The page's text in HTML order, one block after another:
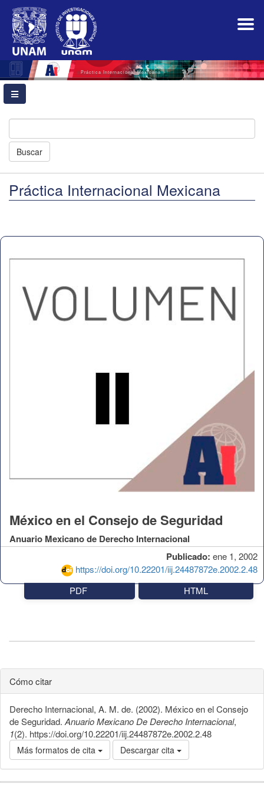
Navegación
principal
Contenido
principal
Barra
lateral
Práctica Internacional Mexicana
Buscar
Práctica Internacional Mexicana
Publicado: ene 1, 2002
https://doi.org/10.22201/iij.24487872e.2002.2.48
México en el Consejo de Seguridad
Anuario Mexicano de Derecho Internacional
PDF HTML
Cómo citar
Derecho Internacional, A. M. de. (2002). México en el Consejo
de Seguridad. Anuario Mexicano De Derecho Internacional,
1(2). https://doi.org/10.22201/iij.24487872e.2002.2.48
Más formatos de cita Descargar cita